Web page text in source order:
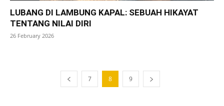
LUBANG DI LAMBUNG KAPAL: SEBUAH HIKAYAT
TENTANG NILAI DIRI
26 February 2026
7 8 9